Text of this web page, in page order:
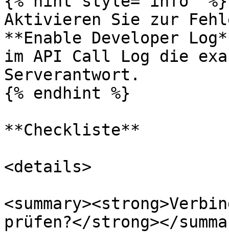
Aktivieren Sie zur
**Enable Developer
im API Call Log die
Serverantwort.
{% endhint %}
**Checkliste**
<details>
prüfen?</strong></